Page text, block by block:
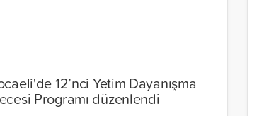
12’nci Yetim Dayanışma
Programı düzenlendi